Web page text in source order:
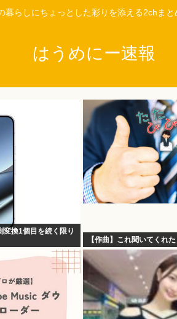
暮らしにちょっとした彩りを添える2chまと
はうめにー速報
変換1個目を続く限り
【作曲】これ聞いてくれ